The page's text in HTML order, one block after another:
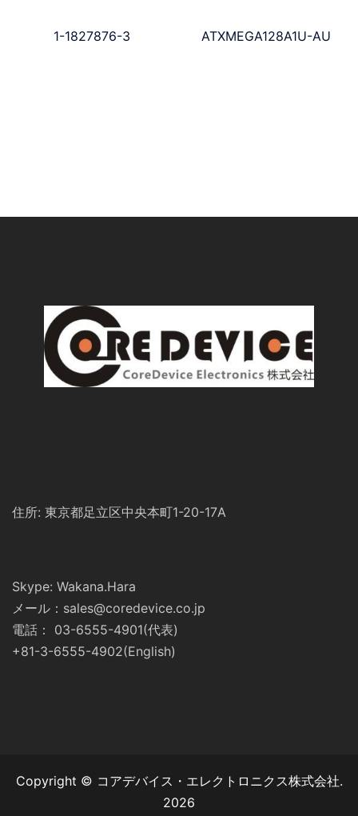
1-1827876-3 ATXMEGA128A1U-AU
住所: 東京都足立区中央本町1-20-17A
Skype: Wakana.Hara
メール：sales@coredevice.co.jp
電話： 03-6555-4901(代表)
+81-3-6555-4902(English)
Copyright © コアデバイス・エレクトロニクス株式会社.
2026